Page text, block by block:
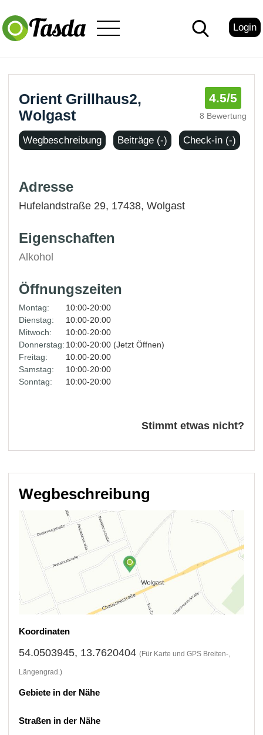
Login
Orient Grillhaus2,
Wolgast
4.5/5
8 Bewertung
Wegbeschreibung Beiträge (-) Check-in (-)
Adresse
Hufelandstraße 29, 17438,Wolgast
Eigenschaften
Alkohol
Öffnungszeiten
Montag:
10:00-20:00
Dienstag:
10:00-20:00
Mitwoch:
10:00-20:00
Donnerstag: 10:00-20:00 (Jetzt Öffnen)
Freitag:
10:00-20:00
Samstag:
10:00-20:00
Sonntag:
10:00-20:00
Stimmt etwas nicht?
Wegbeschreibung
Koordinaten
54.0503945, 13.7620404 (Für Karte und GPS Breiten-,
Längengrad.)
Gebiete in der Nähe
Straßen in der Nähe